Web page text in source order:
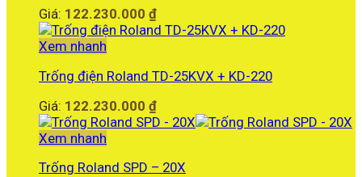
Giá: 122.230.000 ₫
Xem nhanh
Trống điện Roland TD-25KVX + KD-220
Giá: 122.230.000 ₫
Xem nhanh
Trống Roland SPD – 20X